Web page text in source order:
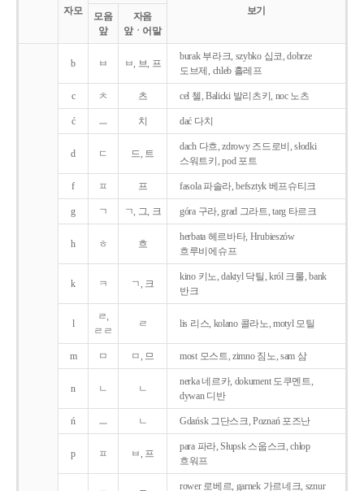
자모
보기
모음
앞
자음
앞ㆍ어말
b ㅂ ㅂ, 브, 프
burak 부라크, szybko 십코, dobrze
도브제, chleb 흘레프
c ㅊ 츠 cel 첼, Balicki 발리츠키, noc 노츠
ć ㅡ 치 dać 다치
d ㄷ 드, 트
dach 다흐, zdrowy 즈드로비, słodki
스워트키, pod 포트
f ㅍ 프 fasola 파솔라, befsztyk 베프슈티크
g ㄱ ㄱ, 그, 크 góra 구라, grad 그라트, targ 타르크
h ㅎ 흐
herbata 헤르바타, Hrubieszów
흐루비에슈프
k ㅋ ㄱ, 크
kino 키노, daktyl 닥틸, król 크룰, bank
반크
l
ㄹ,
ㄹㄹ
ㄹ lis 리스, kolano 콜라노, motyl 모틸
m ㅁ ㅁ, 므 most 모스트, zimno 짐노, sam 삼
n ㄴ ㄴ
nerka 네르카, dokument 도쿠멘트,
dywan 디반
ń ㅡ ㄴ Gdańsk 그단스크, Poznań 포즈난
p ㅍ ㅂ, 프
para 파라, Słupsk 스웁스크, chłop
흐워프
rower 로베르, garnek 가르네크, sznur